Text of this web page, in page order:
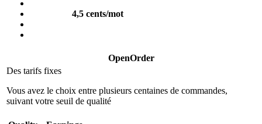
4,5 cents/mot
OpenOrder
Des tarifs fixes
Vous avez le choix entre plusieurs centaines de commandes,
suivant votre seuil de qualité